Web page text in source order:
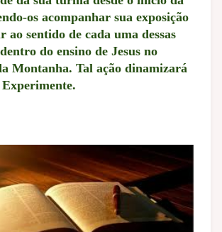
os acompanhar sua exposição
ao sentido de cada uma dessas
do ensino de Jesus no
Montanha. Tal ação dinamizará